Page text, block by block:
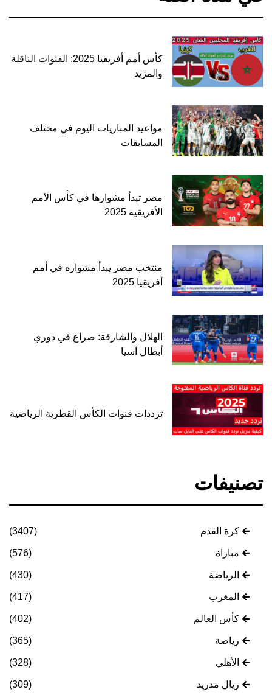
كأس أمم أفريقيا 2025: القنوات الناقلة
والمزيد
مواعيد المباريات اليوم في مختلف
المسابقات
مصر تبدأ مشوارها في كأس الأمم
الأفريقية 2025
منتخب مصر يبدأ مشواره في أمم
أفريقيا 2025
الهلال والشارقة: صراع في دوري
أبطال آسيا
ترددات قنوات الكأس القطرية الرياضية
تصنيفات
كرة القدم (3407)
مباراة (576)
الرياضة (430)
المغرب (417)
كأس العالم (402)
رياضة (365)
الأهلي (328)
ريال مدريد (309)